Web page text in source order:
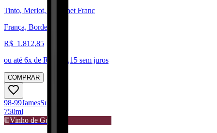
Tinto, Merlot, Cabernet Franc
França, Bordeaux
R$ 1.812,85
ou até 6x de R$ 302,15 sem juros
COMPRAR
98-99JamesSuckling
750ml
Vinho de Guarda